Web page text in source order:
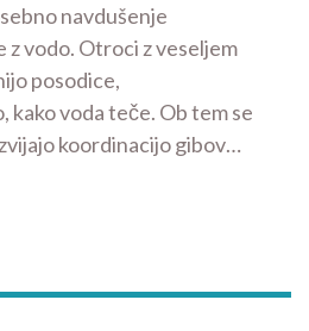
navdušenje
vodo. Otroci z veseljem
posodice,
kako voda teče. Ob tem se
koordinacijo gibov…